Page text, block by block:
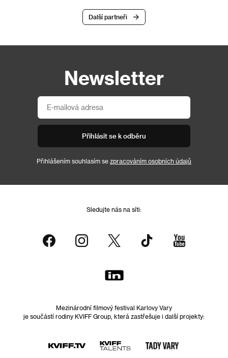
Další partneři
Newsletter
Přihlásit se k odběru
Přihlášením souhlasím se zpracováním osobních údajů
Sledujte nás na síti:
Mezinárodní filmový festival Karlovy Vary
je součástí rodiny KVIFF Group, která zastřešuje i další projekty: